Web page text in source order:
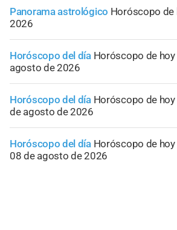
Panorama astrológico Horóscopo de
2026
Horóscopo del día Horóscopo de
agosto de 2026
Horóscopo del día Horóscopo de
de agosto de 2026
Horóscopo del día Horóscopo de
08 de agosto de 2026